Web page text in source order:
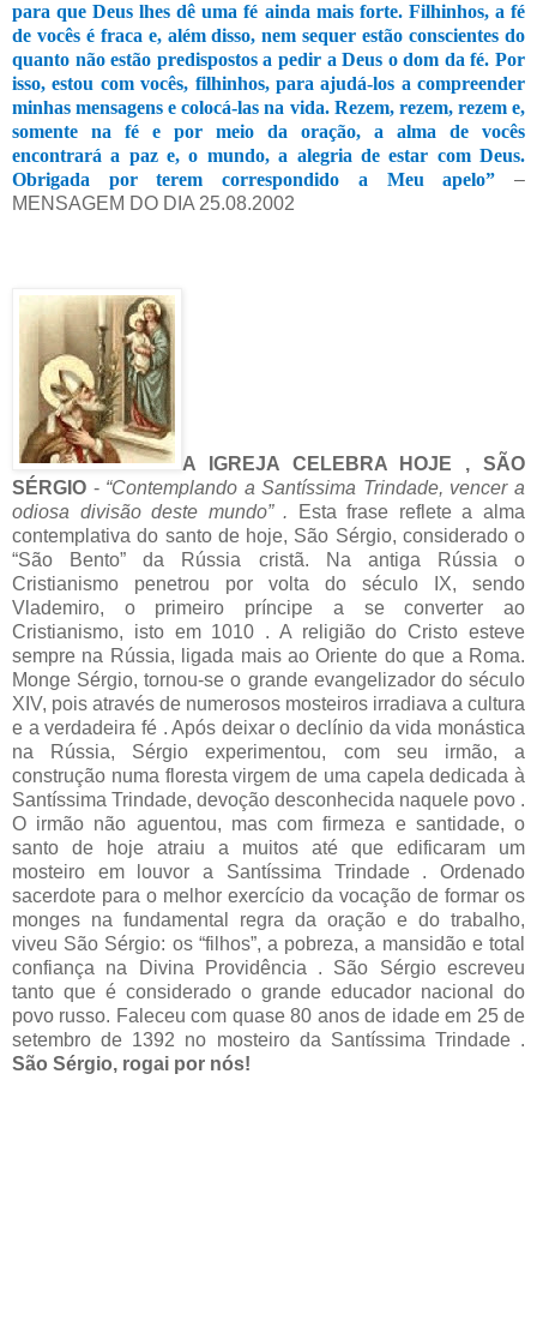
para que Deus lhes dê uma fé ainda mais forte. Filhinhos, a fé
de vocês é fraca e, além disso, nem sequer estão conscientes do
quanto não estão predispostos a pedir a Deus o dom da fé. Por
isso, estou com vocês, filhinhos, para ajudá-los a compreender
minhas mensagens e colocá-las na vida. Rezem, rezem, rezem e,
somente na fé e por meio da oração, a alma de vocês
encontrará a paz e, o mundo, a alegria de estar com Deus.
Obrigada por terem correspondido a Meu apelo” –
MENSAGEM DO DIA 25.08.2002
A IGREJA CELEBRA HOJE , SÃO
SÉRGIO - “Contemplando a Santíssima Trindade, vencer a
odiosa divisão deste mundo” .
Esta frase reflete a alma
contemplativa do santo de hoje, São Sérgio, considerado o
“São Bento” da Rússia cristã. Na antiga Rússia o
Cristianismo penetrou por volta do século IX, sendo
Vlademiro, o primeiro príncipe a se converter ao
Cristianismo, isto em 1010 . A religião do Cristo esteve
sempre na Rússia, ligada mais ao Oriente do que a Roma.
Monge Sérgio, tornou-se o grande evangelizador do século
XIV, pois através de numerosos mosteiros irradiava a cultura
e a verdadeira fé . Após deixar o declínio da vida monástica
na Rússia, Sérgio experimentou, com seu irmão, a
construção numa floresta virgem de uma capela dedicada à
Santíssima Trindade, devoção desconhecida naquele povo .
O irmão não aguentou, mas com firmeza e santidade, o
santo de hoje atraiu a muitos até que edificaram um
mosteiro em louvor a Santíssima Trindade . Ordenado
sacerdote para o melhor exercício da vocação de formar os
monges na fundamental regra da oração e do trabalho,
viveu São Sérgio: os “filhos”, a pobreza, a mansidão e total
confiança na Divina Providência . São Sérgio escreveu
tanto que é considerado o grande educador nacional do
povo russo. Faleceu com quase 80 anos de idade em 25 de
setembro de 1392 no mosteiro da Santíssima Trindade .
São Sérgio, rogai por nós!